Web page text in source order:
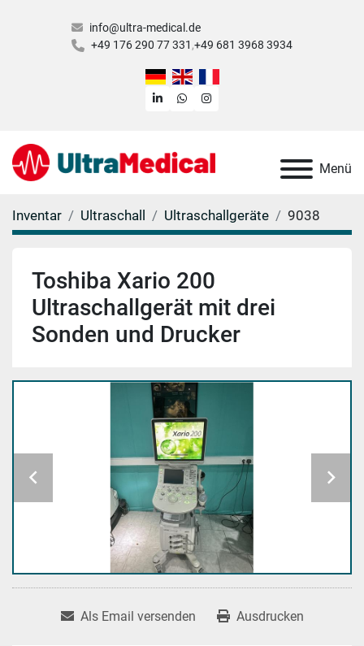
info@ultra-medical.de
+49 176 290 77 331 +49 681 3968 3934
linkedinwhatsappinstagram
Menü
Inventar Ultraschall Ultraschallgeräte 9038
Toshiba Xario 200
Ultraschallgerät mit drei
Sonden und Drucker
Als Email versenden Ausdrucken